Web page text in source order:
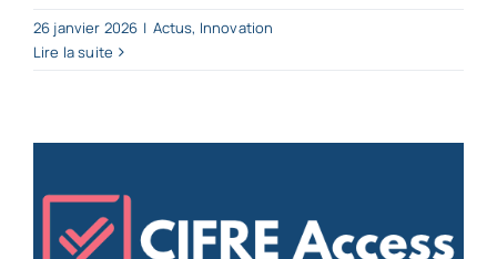
26 janvier 2026 | Actus, Innovation
Lire la suite